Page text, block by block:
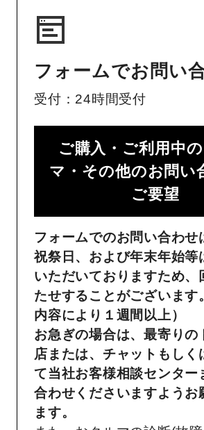
フォームでお問い
受付：24時間受付
ご購入・ご利用中
マ・その他のお問い
ご要望​
フォームでのお問い合わせ
祝祭日、および年末年始等
いただいておりますため、
たせすることがございます
内容により１週間以上）
お急ぎの場合は、最寄りの
店または、チャットもしく
て当社お客様相談センター
合わせくださいますようお
ます。